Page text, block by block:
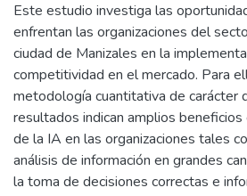
Este estudio investiga las
enfrentan las organizaciones del
ciudad de Manizales en la
competitividad en el mercado. Para
metodología cuantitativa de carácter
resultados indican amplios
de la IA en las organizaciones tales
análisis de información en grandes
la toma de decisiones correctas e